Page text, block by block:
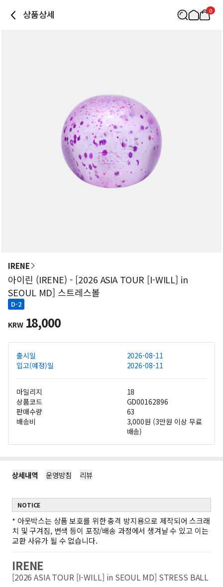
상품상세 0
IRENE
아이린 (IRENE) - [2026 ASIA TOUR [I-WILL] in
SEOUL MD] 스트레스볼
D-2
KRW 18,000
출시일
2026-08-11
입고(예정)일
2026-08-11
마일리지
18
상품코드
GD00162896
판매수량
63
배송비
3,000원 (3만원 이상 무료
배송)
상세내역 운영방침 리뷰
NOTICE
* 아웃박스는 상품 보호를 위한 충격 방지용으로 제작되어 스크래
치 및 구겨짐, 변색 등이 포장/배송 과정에서 생겨날 수 있고 이는
교환 사유가 될 수 없습니다.
IRENE
[2026 ASIA TOUR [I-WILL] in SEOUL MD] STRESS BALL